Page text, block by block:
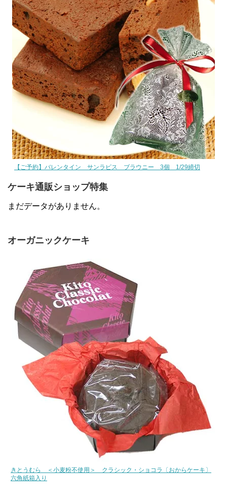
【ご予約】バレンタイン サンラピス ブラウニー 3個 1/29締切
ケーキ通販ショップ特集
まだデータがありません。
オーガニックケーキ
きとうむら ＜小麦粉不使用＞ クラシック・ショコラ〔おからケーキ〕
六角紙箱入り